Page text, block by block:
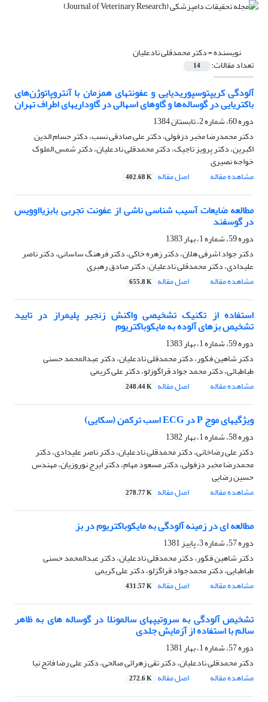
نویسنده =دکتر محمدقلی نادعلیان
تعداد مقالات: 14
آلودگی کریپتوسپوریدیایی و عفونتهای همزمان با آنتروپاتوژن‌های
باکتریایی در گوساله‌ها و گاوهای اسهالی در گاوداریهای اطراف تهران
دوره 60، شماره 2، تابستان 1384
دکتر محمدرضا مخبر دزفولی، دکتر علی صادقی نسب، دکتر حسام الدین
اکبرین، دکتر پرویز تاجیک، دکتر محمدقلی نادعلیان، دکتر شمس الملوک
خواجه نصیری
مشاهده مقاله
اصل مقاله 402.68 K
مطالعه ضایعات آسیب شناسی ناشی از عفونت تجربی بابزیااوویس
در گوسفند
دوره 59، شماره 1، بهار 1383
دکتر جواد اشرفی هلان، دکتر زهره خاکی، دکتر فرهنگ ساسانی، دکتر ناصر
علیدادی، دکتر محمدقلی نادعلیان، دکتر صادق رهبری
مشاهده مقاله
اصل مقاله 655.8 K
استفاده از تکنیک تشخیصی واکنش زنجیر پلیمراز در تایید
تشخیص بزهای آلوده به مایکوباکتریوم
دوره 59، شماره 1، بهار 1383
دکتر شاهین فکور، دکتر محمدقلی نادعلیان، دکتر عبدالمحمد حسنی
طباطبائی، دکتر محمد جواد قراگوزلو، دکتر علی کریمی
مشاهده مقاله
اصل مقاله 248.44 K
ویژگیهای موج P در ECG اسب ترکمن (سکایی)
دوره 58، شماره 1، بهار 1382
دکتر علی رضاخانی، دکتر محمدقلی نادعلیان، دکتر ناصر علیدادی، دکتر
محمدرضا مخبر دزفولی، دکتر مسعود مهام، دکتر ایرج نوروزیان، مهندس
حسین رضایی
مشاهده مقاله
اصل مقاله 278.77 K
مطالعه ای در زمینه آلودگی به مایکوباکتریوم در بز
دوره 57، شماره 3، پاییز 1381
دکتر شاهین فکور، دکتر محمدقلی نادعلیان، دکتر عبدالمحمد حسنی
طباطبایی، دکتر محمدجواد قراگزلو، دکتر علی کریمی
مشاهده مقاله
اصل مقاله 431.57 K
تشخیص آلودگی به سروتیپهای سالمونلا در گوساله های به ظاهر
سالم با استفاده از آزمایش جلدی
دوره 57، شماره 1، بهار 1381
دکتر محمدقلی نادعلیان، دکتر تقی زهرائی صالحی، دکتر علی رضا فاتح نیا
مشاهده مقاله
اصل مقاله 272.6 K